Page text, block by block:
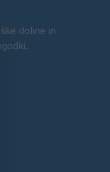
doline in